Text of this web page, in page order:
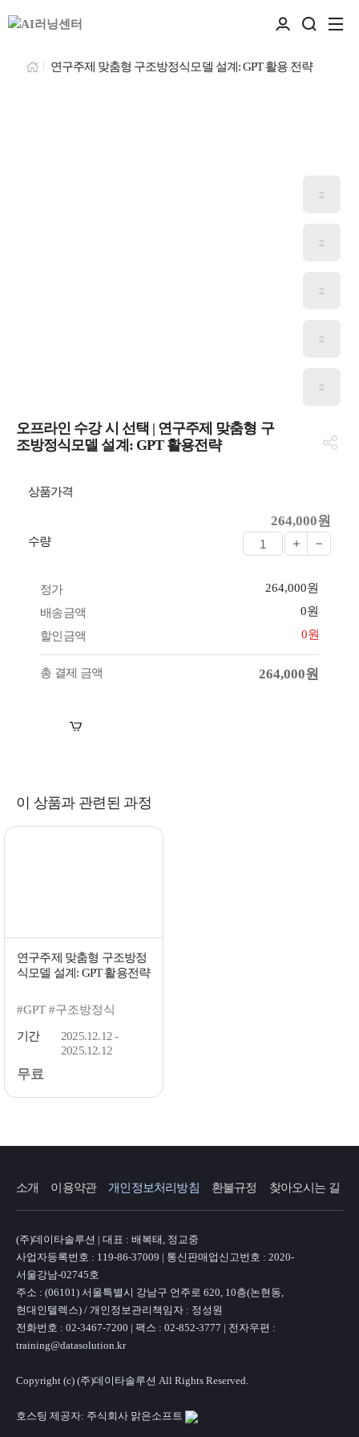
연구주제 맞춤형 구조방정식모델 설계: GPT 활용 전략
오프라인 수강 시 선택 | 연구주제 맞춤형 구
조방정식모델 설계: GPT 활용전략
상품가격
264,000원
수량
정가
264,000원
배송금액
0원
할인금액
0원
총 결제 금액 264,000원
이 상품과 관련된 과정
연구주제 맞춤형 구조방정
식모델 설계: GPT 활용전략
#GPT #구조방정식
기간
2025.12.12 -
2025.12.12
무료
소개 이용약관 개인정보처리방침 환불규정 찾아오시는 길
(주)데이타솔루션 | 대표 : 배복태, 정교중
사업자등록번호 : 119-86-37009 | 통신판매업신고번호 : 2020-
서울강남-02745호
주소 : (06101) 서울특별시 강남구 언주로 620, 10층(논현동,
현대인텔렉스) / 개인정보관리책임자 : 정성원
전화번호 : 02-3467-7200 | 팩스 : 02-852-3777 | 전자우편 :
training@datasolution.kr
Copyright (c) (주)데이타솔루션 All Rights Reserved.
호스팅 제공자: 주식회사 맑은소프트